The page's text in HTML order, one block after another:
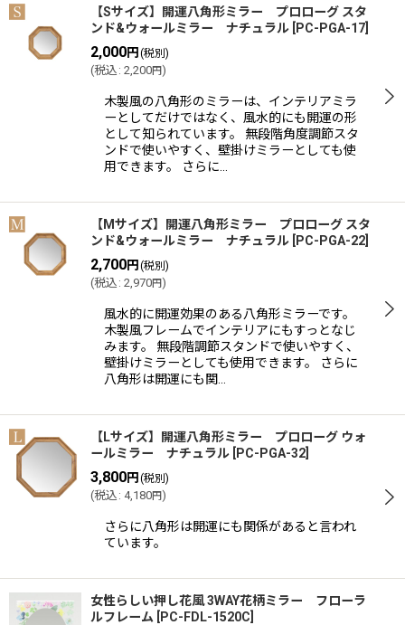
【Sサイズ】開運八角形ミラー プロローグ スタ
ンド&ウォールミラー ナチュラル
PC-PGA-17
2,000円 (税別)
(税込 : 2,200円)
木製風の八角形のミラーは、インテリアミラ
ーとしてだけではなく、風水的にも開運の形
として知られています。 無段階角度調節スタ
ンドで使いやすく、壁掛けミラーとしても使
用できます。 さらに…
【Mサイズ】開運八角形ミラー プロローグ スタ
ンド&ウォールミラー ナチュラル
PC-PGA-22
2,700円 (税別)
(税込 : 2,970円)
風水的に開運効果のある八角形ミラーです。
木製風フレームでインテリアにもすっとなじ
みます。 無段階調節スタンドで使いやすく、
壁掛けミラーとしても使用できます。 さらに
八角形は開運にも関…
【Lサイズ】開運八角形ミラー プロローグ ウォ
ールミラー ナチュラル
PC-PGA-32
3,800円 (税別)
(税込 : 4,180円)
さらに八角形は開運にも関係があると言われ
ています。
女性らしい押し花風 3WAY花柄ミラー フローラ
ルフレーム
PC-FDL-1520C